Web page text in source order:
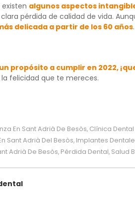
existen algunos aspectos
pérdida de calidad de vida.
delicada a partir de los 60 años.
propósito a cumplir en 2022,
felicidad que te mereces.
En Sant Adrià De Besòs, Clínica Dental
Sant Adrià Del Besòs, Implantes
Adrià De Besòs, Pérdida Dental, Salud